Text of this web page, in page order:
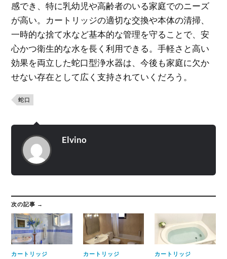
感でき、特に乳幼児や高齢者のいる家庭でのニーズ
が高い。カートリッジの適切な交換や本体の清掃、
一時的な捨て水など基本的な管理を守ることで、安
心かつ衛生的な水を長く利用できる。手軽さと高い
効果を両立した蛇口型浄水器は、今後も家庭に欠か
せない存在として広く支持されていくだろう。
蛇口
Elvino
次の記事 →
カートリッジ カートリッジ カートリッジ